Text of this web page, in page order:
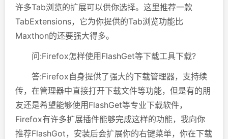
许多Tab浏览的扩展可以供你选择。这里推荐一款
TabExtensions，它为你提供的Tab浏览功能比
Maxthon的还要强大得多。
问:Firefox怎样使用FlashGet等下载工具下载?
答:Firefox自身提供了强大的下载管理器，支持续
传，在管理器中直接打开下载文件等功能，但是有的朋
友还是希望能够使用FlashGet等专业下载软件，
Firefox有许多扩展插件能够完成这样的功能，我向你
推荐FlashGot，安装后会扩展你的右键菜单，你在下载